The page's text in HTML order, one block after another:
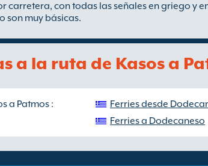
carretera, con todas las señales en griego y
son muy básicas.
a la ruta de Kasos a
a Patmos :
Ferries desde
Ferries a Dodecaneso